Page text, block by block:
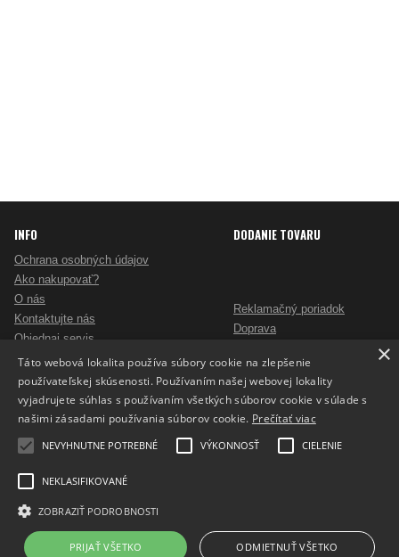
INFO DODANIE TOVARU
Ochrana osobných údajov
Ako nakupovať?
O nás
Kontaktujte nás
Objednaj servis
Pošlite mi ponuku
Ako vybrať skartovač?
Nezáväzný dopyt na reklamné predmety
Potlač reklamných predmetov
Cookies
Reklamačný poriadok
Doprava
Alternatívne riešenie sporov
Odstúpenie od zmluvy
Copyright 2017 - 2026 © ProfiKancelaria.sk
×
Táto webová lokalita používa súbory cookie na zlepšenie
používateľskej skúsenosti. Používaním našej webovej lokality
vyjadrujete súhlas s používaním všetkých súborov cookie v súlade s
našimi zásadami používania súborov cookie. Prečítať viac
NEVYHNUTNE POTREBNÉ VÝKONNOSŤ CIELENIE
NEKLASIFIKOVANÉ
ZOBRAZIŤ PODROBNOSTI
PRIJAŤ VŠETKO ODMIETNUŤ VŠETKO